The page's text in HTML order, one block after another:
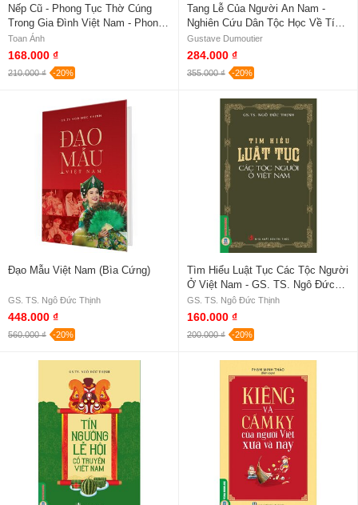
Nếp Cũ - Phong Tục Thờ Cúng
Trong Gia Đình Việt Nam - Phong
Lưu Đồng Ruộng - Nghệ Thuật Bắt
Ăn Trộm - Toan Ánh
Toan Ánh
168.000 ₫
210.000 ₫ -20%
Tang Lễ Của Người An Nam -
Nghiên Cứu Dân Tộc Học Về Tín
Ngưỡng Cổ Truyền (Bìa Cứng)
Gustave Dumoutier
284.000 ₫
355.000 ₫ -20%
Đạo Mẫu Việt Nam (Bìa Cứng)
GS. TS. Ngô Đức Thịnh
448.000 ₫
560.000 ₫ -20%
Tìm Hiểu Luật Tục Các Tộc Người
Ở Việt Nam - GS. TS. Ngô Đức
Thịnh
GS. TS. Ngô Đức Thịnh
160.000 ₫
200.000 ₫ -20%